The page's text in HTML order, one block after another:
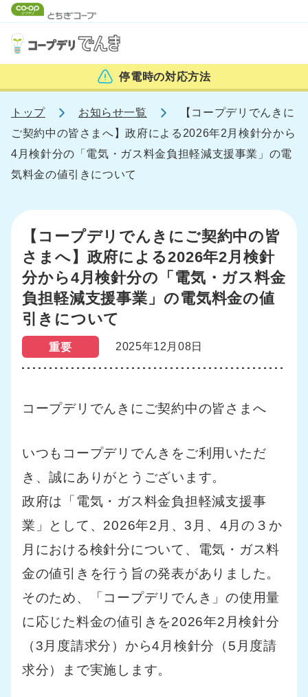
停電時の対応方法
トップ お知らせ一覧
【コープデリでんきに
ご契約中の皆さまへ】政府による2026年2月検針分から
4月検針分の「電気・ガス料金負担軽減支援事業」の電
気料金の値引きについて
【コープデリでんきにご契約中の皆
さまへ】政府による2026年2月検針
分から4月検針分の「電気・ガス料金
負担軽減支援事業」の電気料金の値
引きについて
重要 2025年12月08日
コープデリでんきにご契約中の皆さまへ
いつもコープデリでんきをご利用いただ
き、誠にありがとうございます。
政府は「電気・ガス料金負担軽減支援事
業」として、2026年2月、3月、4 月の３か
月における検針分について、電気・ガス料
金の値引きを行う旨の発表がありました。
そのため、「コープデリでんき」の使用量
に応じた料金の値引きを2026年2月検針分
（3月度請求分）から4月検針分（5月度請
求分）まで実施します。